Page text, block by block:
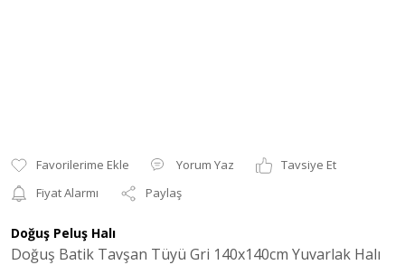
Yorum Yaz
Tavsiye Et
Fiyat Alarmı
Paylaş
Doğuş Peluş Halı
Doğuş Batik Tavşan Tüyü Gri 140x140cm Yuvarlak Halı